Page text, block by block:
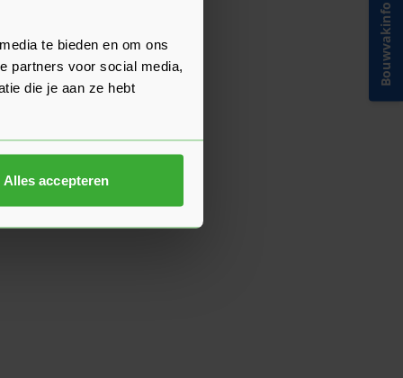
te bieden en om ons
partners voor social media,
die je aan ze hebt
Alles accepteren
Bouwvakinfo